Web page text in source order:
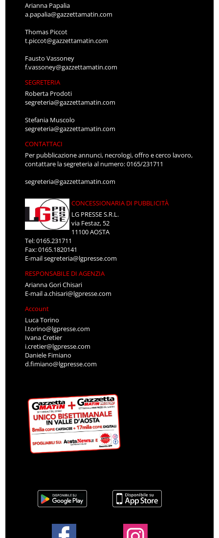
Arianna Papalia
a.papalia@gazzettamatin.com
Thomas Piccot
t.piccot@gazzettamatin.com
Fausto Vassoney
f.vassoney@gazzettamatin.com
SEGRETERIA
Roberta Prodoti
segreteria@gazzettamatin.com
Stefania Muscolo
segreteria@gazzettamatin.com
CONTATTACI
Per pubblicazione annunci, necrologi, offro e cerco lavoro,
contattare la segreteria al numero: 0165/231711
segreteria@gazzettamatin.com
CONCESSIONARIA DI PUBBLICITÀ
LG PRESSE S.R.L.
via Festaz, 52
11100 AOSTA
Tel: 0165.231711
Fax: 0165.1820141
E-mailsegreteria@lgpresse.com
RESPONSABILE DI AGENZIA
Arianna Gori Chisari
E-maila.chisari@lgpresse.com
Account
Luca Torino
l.torino@lgpresse.com
Ivana Cretier
i.cretier@lgpresse.com
Daniele Fimiano
d.fimiano@lgpresse.com